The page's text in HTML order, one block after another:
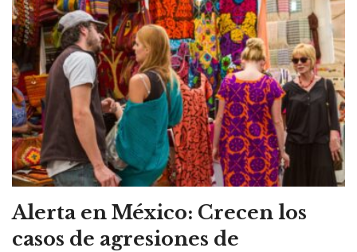
Alerta en México: Crecen los
casos de agresiones de